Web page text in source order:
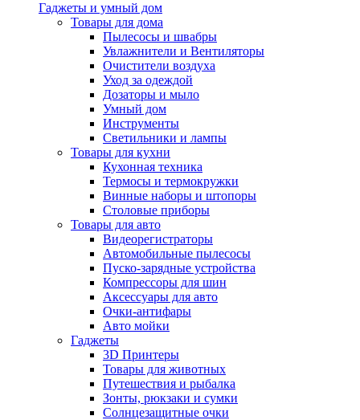
Гаджеты и умный дом
Товары для дома
Пылесосы и швабры
Увлажнители и Вентиляторы
Очистители воздуха
Уход за одеждой
Дозаторы и мыло
Умный дом
Инструменты
Светильники и лампы
Товары для кухни
Кухонная техника
Термосы и термокружки
Винные наборы и штопоры
Столовые приборы
Товары для авто
Видеорегистраторы
Автомобильные пылесосы
Пуско-зарядные устройства
Компрессоры для шин
Аксессуары для авто
Очки-антифары
Авто мойки
Гаджеты
3D Принтеры
Товары для животных
Путешествия и рыбалка
Зонты, рюкзаки и сумки
Солнцезащитные очки